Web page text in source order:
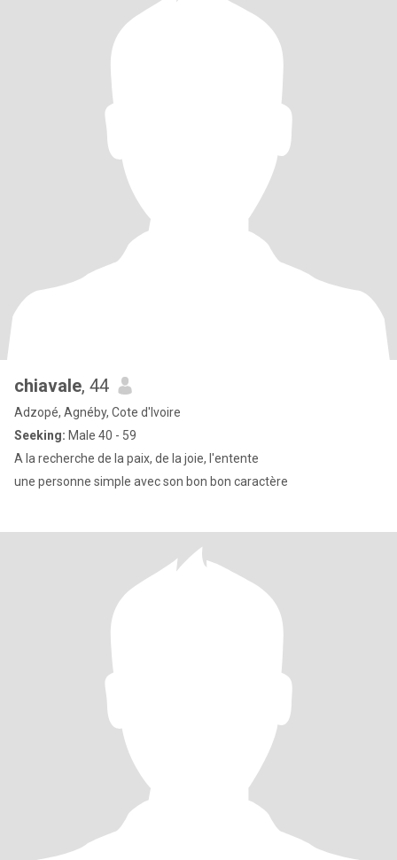
chiavale, 44
Adzopé, Agnéby, Cote d'Ivoire
Seeking: Male 40 - 59
A la recherche de la paix, de la joie, l'entente
une personne simple avec son bon bon caractère